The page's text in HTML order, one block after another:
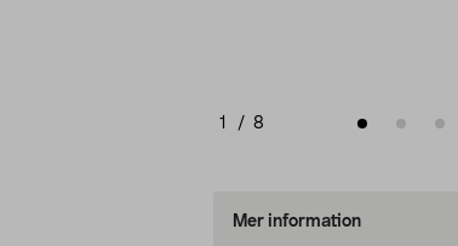
1 / 8
Mer information